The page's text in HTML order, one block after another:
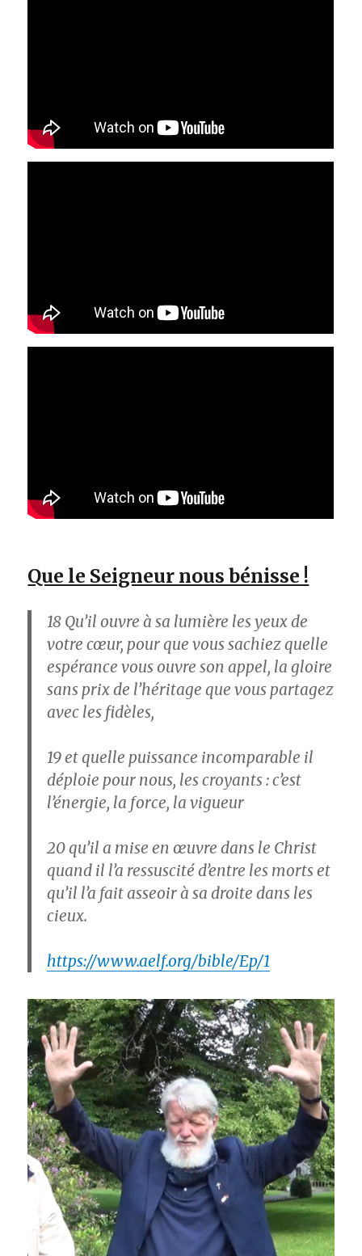
Que le Seigneur nous bénisse !
18 Qu’il ouvre à sa lumière les yeux de
votre cœur, pour que vous sachiez quelle
espérance vous ouvre son appel, la gloire
sans prix de l’héritage que vous partagez
avec les fidèles,
19et quelle puissance incomparable il
déploie pour nous, les croyants : c’est
l’énergie, la force, la vigueur
20qu’il a mise en œuvre dans le Christ
quand il l’a ressuscité d’entre les morts et
qu’il l’a fait asseoir à sa droite dans les
cieux.
https://www.aelf.org/bible/Ep/1